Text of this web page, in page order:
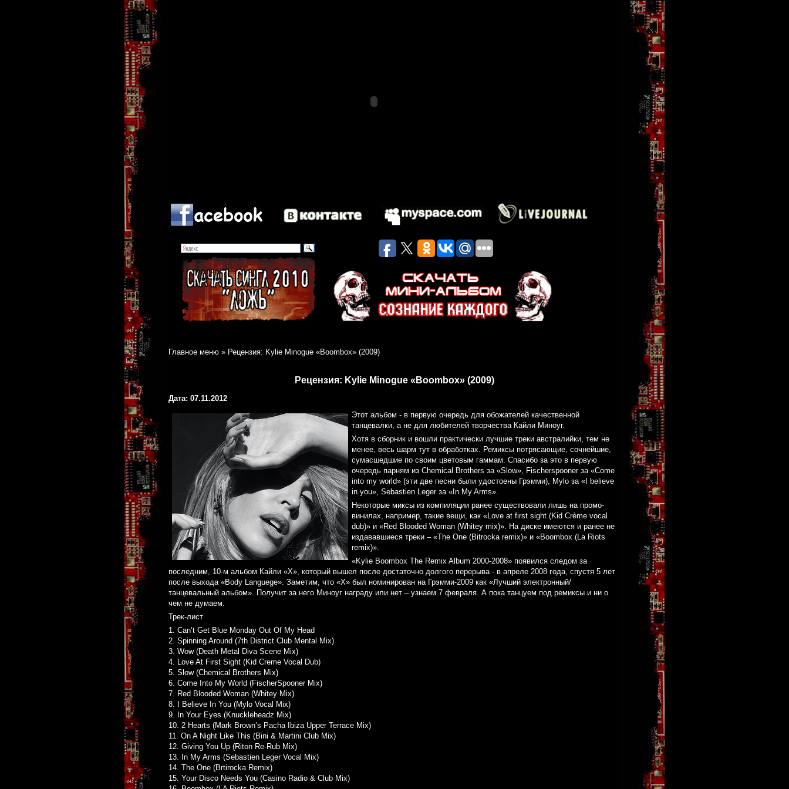
Главное меню » Рецензия: Kylie Minogue «Boombox» (2009)
Рецензия: Kylie Minogue «Boombox» (2009)
Дата: 07.11.2012
Этот альбом - в первую очередь для обожателей качественной
танцевалки, а не для любителей творчества Кайли Миноуг.
Хотя в сборник и вошли практически лучшие треки австралийки, тем не
менее, весь шарм тут в обработках. Ремиксы потрясающие, сочнейшие,
сумасшедшие по своим цветовым гаммам. Спасибо за это в первую
очередь парням из Chemical Brothers за «Slow», Fischerspooner за «Come
into my world» (эти две песни были удостоены Грэмми), Mylo за «I believe
in you», Sebastien Leger за «In My Arms».
Некоторые миксы из компиляции ранее существовали лишь на промо-
винилах, например, такие вещи, как «Love at first sight (Kid Crème vocal
dub)» и «Red Blooded Woman (Whitey mix)». На диске имеются и ранее не
издававшиеся треки – «The One (Bitrocka remix)» и «Boombox (La Riots
remix)».
«Kylie Boombox The Remix Album 2000-2008» появился следом за
последним, 10-м альбом Кайли «X», который вышел после достаточно долгого перерыва - в апреле 2008 года, спустя 5 лет
после выхода «Body Languege». Заметим, что «X» был номинирован на Грэмми-2009 как «Лучший электронный/
танцевальный альбом». Получит за него Миноуг награду или нет – узнаем 7 февраля. А пока танцуем под ремиксы и ни о
чем не думаем.
Трек-лист
1. Can’t Get Blue Monday Out Of My Head
2. Spinning Around (7th District Club Mental Mix)
3. Wow (Death Metal Diva Scene Mix)
4. Love At First Sight (Kid Creme Vocal Dub)
5. Slow (Chemical Brothers Mix)
6. Come Into My World (FischerSpooner Mix)
7. Red Blooded Woman (Whitey Mix)
8. I Believe In You (Mylo Vocal Mix)
9. In Your Eyes (Knuckleheadz Mix)
10. 2 Hearts (Mark Brown’s Pacha Ibiza Upper Terrace Mix)
11. On A Night Like This (Bini & Martini Club Mix)
12. Giving You Up (Riton Re-Rub Mix)
13. In My Arms (Sebastien Leger Vocal Mix)
14. The One (Brtirocka Remix)
15. Your Disco Needs You (Casino Radio & Club Mix)